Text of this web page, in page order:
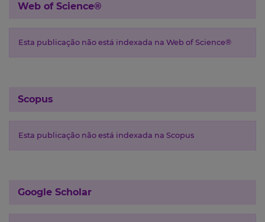
Web of Science®
Esta publicação não está indexada na Web of Science®
Scopus
Esta publicação não está indexada na Scopus
Google Scholar